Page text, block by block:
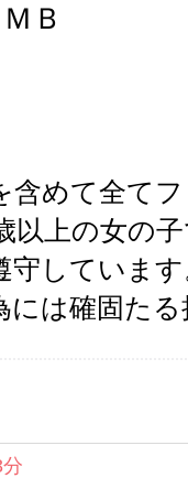
Ｂ
含めて全て
以上の女の
守していま
は確固た